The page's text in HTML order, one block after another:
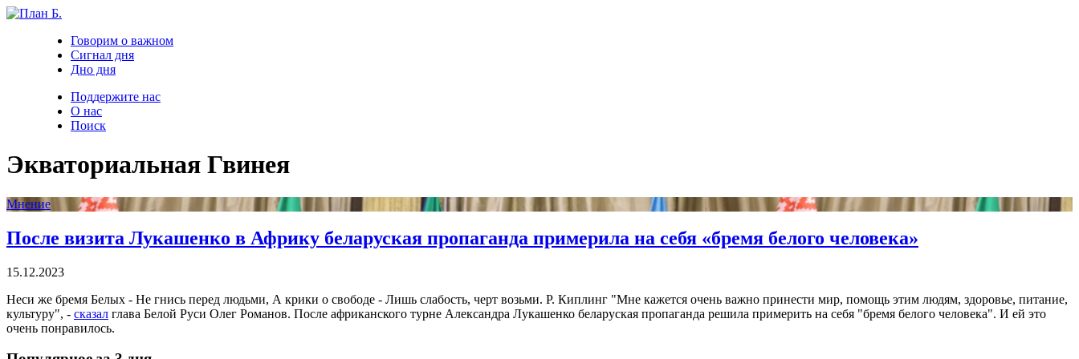
Говорим о важном
Сигнал дня
Дно дня
Поддержите нас
О нас
Поиск
Экваториальная Гвинея
Мнение
После визита Лукашенко в Африку беларуская пропаганда примерила на себя «бремя белого человека»
15.12.2023
Неси же бремя Белых - Не гнись перед людьми, А крики о свободе - Лишь слабость, черт возьми. Р. Киплинг "Мне кажется очень важно принести мир, помощь этим людям, здоровье, питание,
культуру", - сказал глава Белой Руси Олег Романов. После африканского турне Александра Лукашенко беларуская пропаганда решила примерить на себя "бремя белого человека". И ей это
очень понравилось.